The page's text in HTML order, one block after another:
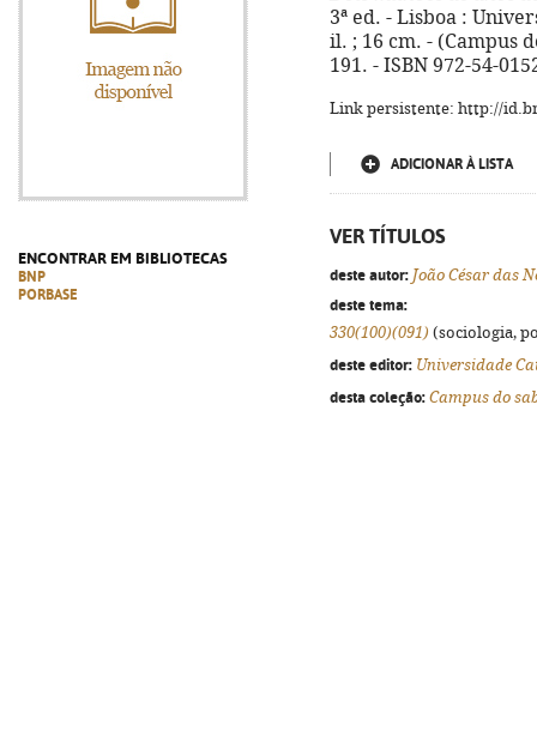
ENCONTRAR EM BIBLIOTECAS
BNP
PORBASE
3ª ed. - Lisboa :
il. ; 16 cm. - (Campus
191. - ISBN 972-54-
Link persistente: http://
ADICIONAR À LISTA
VER TÍTULOS
deste autor: João César das
deste tema:
330(100)(091) (sociologia,
deste editor: Universidade
desta coleção: Campus do